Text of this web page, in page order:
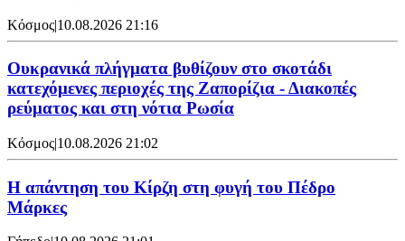
Κόσμος|10.08.2026 21:16
Ουκρανικά πλήγματα βυθίζουν στο σκοτάδι
κατεχόμενες περιοχές της Ζαπορίζια - Διακοπές
ρεύματος και στη νότια Ρωσία
Κόσμος|10.08.2026 21:02
Η απάντηση του Κίρζη στη φυγή του Πέδρο
Μάρκες